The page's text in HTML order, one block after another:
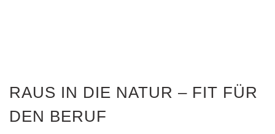
RAUS IN DIE NATUR – FIT FÜR
DEN BERUF